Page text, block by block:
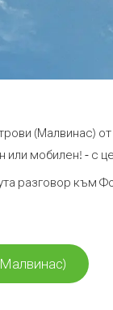
(Малвинас)
мобилен! - с
разговор към